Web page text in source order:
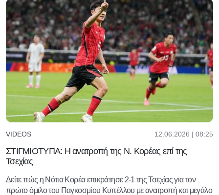
VIDEOS 12.06.2026 | 08:25
ΣΤΙΓΜΙΟΤΥΠΑ: Η ανατροπή της Ν. Κορέας επί της
Τσεχίας
Δείτε πώς η Νότια Κορέα επικράτησε 2-1 της Τσεχίας για τον
πρώτο όμιλο του Παγκοσμίου Κυπέλλου με ανατροπή και μεγάλο